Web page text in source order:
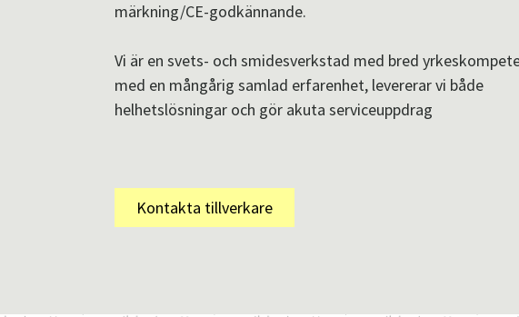
märkning/CE-godkännande.
Vi är en svets- och smidesverkstad med bred
med en mångårig samlad erfarenhet, levererar vi både
helhetslösningar och gör akuta serviceuppdrag
Kontakta tillverkare